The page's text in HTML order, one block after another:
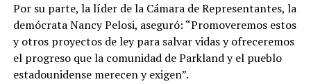
Por su parte, la líder de la Cámara de Representantes, la
demócrata Nancy Pelosi, aseguró: “Promoveremos estos
y otros proyectos de ley para salvar vidas y ofreceremos
el progreso que la comunidad de Parkland y el pueblo
estadounidense merecen y exigen”.